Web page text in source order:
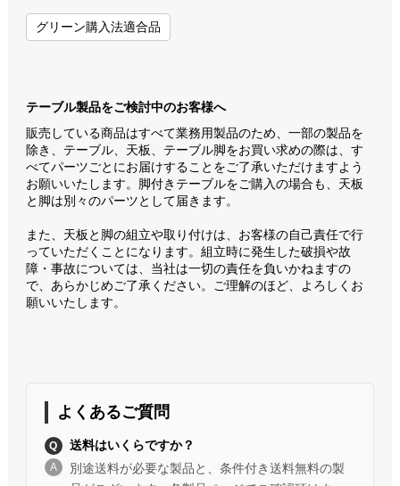
グリーン購入法適合品
テーブル製品をご検討中のお客様へ
販売している商品はすべて業務用製品のため、一部の製品を
除き、テーブル、天板、テーブル脚をお買い求めの際は、す
べてパーツごとにお届けすることをご了承いただけますよう
お願いいたします。脚付きテーブルをご購入の場合も、天板
と脚は別々のパーツとして届きます。
また、天板と脚の組立や取り付けは、お客様の自己責任で行
っていただくことになります。組立時に発生した破損や故
障・事故については、当社は一切の責任を負いかねますの
で、あらかじめご了承ください。ご理解のほど、よろしくお
願いいたします。
よくあるご質問
送料はいくらですか？
別途送料が必要な製品と、条件付き送料無料の製